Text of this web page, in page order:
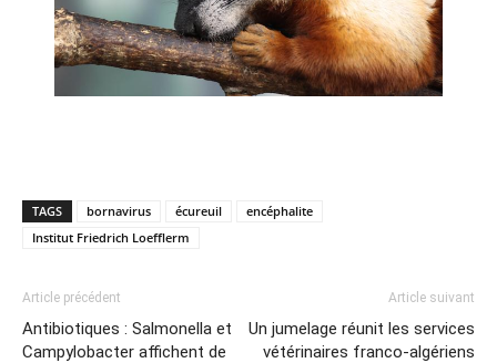
TAGS bornavirus écureuil
encéphalite
Institut Friedrich Loefflerm
Article précédent
Antibiotiques : Salmonella et
Campylobacter affichent de
Article suivant
Un jumelage réunit les services
vétérinaires franco-algériens